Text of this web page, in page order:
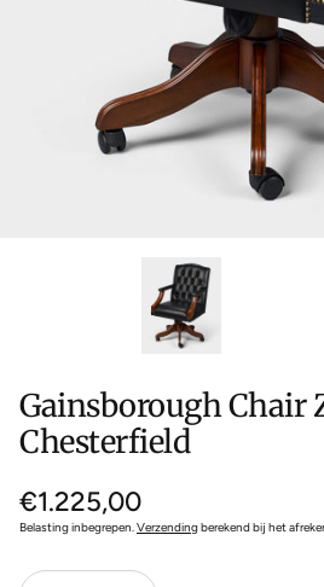
Gainsborough Chair
Chesterfield
Normale
prijs
€1.225,00
Belasting inbegrepen.Verzendingberekend bij het